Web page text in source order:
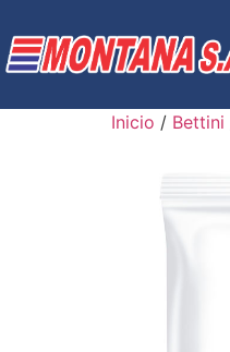
Inicio / Bettini